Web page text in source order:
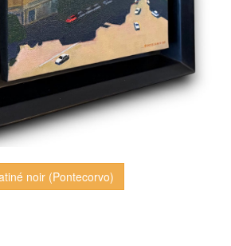
noir (Pontecorvo)